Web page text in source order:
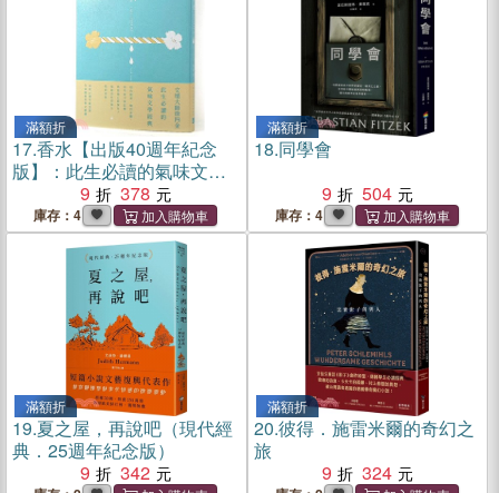
滿額折
17.香水【出版40週年紀念
版】：此生必讀的氣味文學
9 378
庫存：4
滿額折
18.同學會
9
504
庫存：4
滿額折
19.夏之屋，再說吧（現代經
典．25週年紀念版）
9
342
滿額折
20.彼得．施雷米爾的奇幻之
旅
9
324